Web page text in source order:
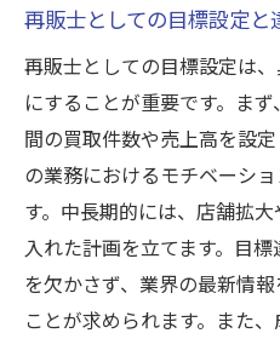
再販士としての目標設定と
再販士としての目標設定は
にすることが重要です。ま
間の買取件数や売上高を設
の業務におけるモチベーシ
す。中長期的には、店舗拡
入れた計画を立てます。目
を欠かさず、業界の最新情
ことが求められます。また